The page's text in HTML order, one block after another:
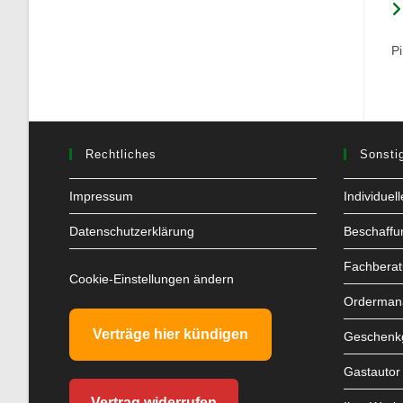
Rechtliches
Impressum
Datenschutzerklärung
Cookie-Einstellungen ändern
Verträge hier kündigen